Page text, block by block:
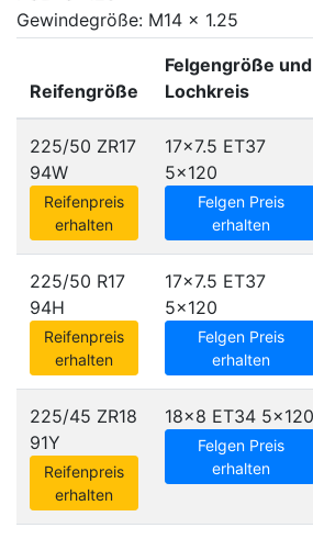
Gewindegröße: M14 x 1.25
Reifengröße
Felgengröße und
Lochkreis
225/50 ZR17
94W
Reifenpreis
erhalten
17x7.5 ET37
5x120
Felgen Preis
erhalten
225/50 R17
94H
Reifenpreis
erhalten
17x7.5 ET37
5x120
Felgen Preis
erhalten
225/45 ZR18
91Y
Reifenpreis
erhalten
18x8 ET34 5x120
Felgen Preis
erhalten